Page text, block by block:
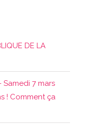
DE LA
7 mars
! Comment ça